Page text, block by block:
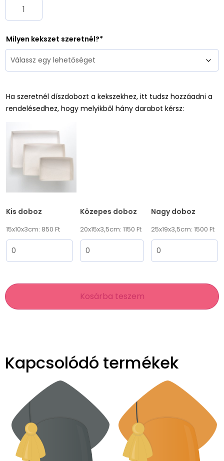
Milyen kekszet szeretnél?
Ha szeretnél díszdobozt a kekszekhez, itt tudsz hozzáadni a
rendelésedhez, hogy melyikből hány darabot kérsz:
Kis doboz
15x10x3cm: 850 Ft
Közepes doboz
20x15x3,5cm: 1150 Ft
Nagy doboz
25x19x3,5cm: 1500 Ft
Kosárba teszem
Kapcsolódó termékek